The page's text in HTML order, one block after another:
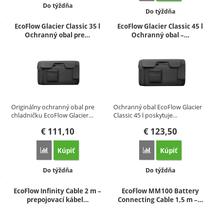
Dostupnosť:
Do týždňa
Dostupnosť:
Do týždňa
EcoFlow Glacier Classic 35 l
Ochranný obal pre…
Originálny ochranný obal pre
chladničku EcoFlow Glacier…
€ 111,10
Porovnať
Kúpiť
Dostupnosť:
Do týždňa
EcoFlow Glacier Classic 45 l
Ochranný obal –…
Ochranný obal EcoFlow Glacier
Classic 45 l poskytuje…
€123,50
Porovnať
Kúpiť
Dostupnosť:
Do týždňa
EcoFlow Infinity Cable 2 m –
prepojovací kábel…
EcoFlow MM100 Battery
Connecting Cable 1,5 m –…